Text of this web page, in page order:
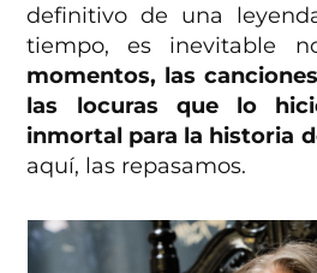
definitivo de una
tiempo, es inevitable
momentos, las
las locuras que lo
inmortal para la historia
aquí, las repasamos.